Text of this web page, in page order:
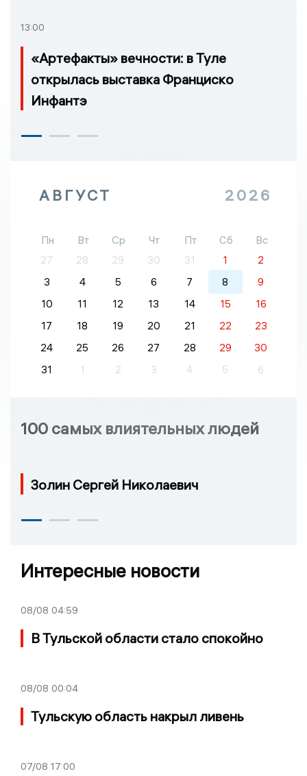
13:00
«Артефакты» вечности: в Туле
открылась выставка Франциско
Инфантэ
АВГУСТ 2026
Пн Вт Ср Чт Пт Сб
Вс
27
28 29 30 31 1
2
3
4 5 6 7 8
9
10
11 12 13 14 15
16
17
18 19 20 21 22
23
24
25 26 27 28 29
30
31
1 2 3 4 5 6
100 самых влиятельных людей
Золин Сергей Николаевич
Интересные новости
08/08 04:59
В Тульской области стало спокойно
08/08 00:04
Тульскую область накрыл ливень
07/08 17:00